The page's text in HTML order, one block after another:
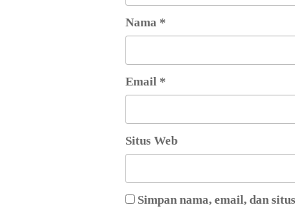
Nama *
Email *
Situs Web
Simpan nama, email, dan